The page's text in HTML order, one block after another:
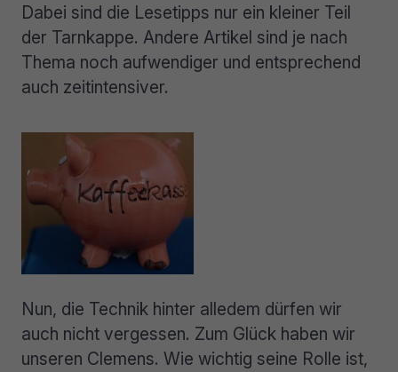
Dabei sind die Lesetipps nur ein kleiner Teil
der Tarnkappe. Andere Artikel sind je nach
Thema noch aufwendiger und entsprechend
auch zeitintensiver.
Nun, die Technik hinter alledem dürfen wir
auch nicht vergessen. Zum Glück haben wir
unseren Clemens. Wie wichtig seine Rolle ist,